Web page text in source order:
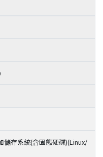
儲存系統(含固態硬碟)(Linux/